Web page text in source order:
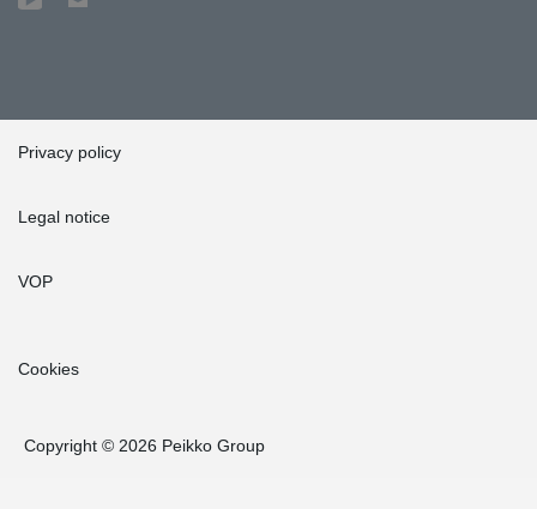
Privacy policy
Legal notice
VOP
Cookies
Copyright © 2026 Peikko Group